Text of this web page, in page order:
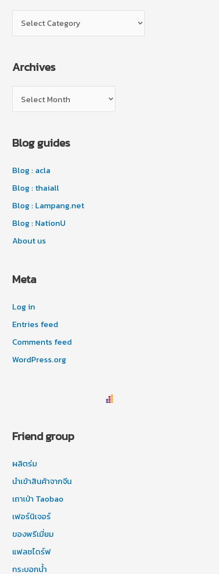
a
e
r
e
Archives
r
h
v
e
s
Blog guides
Blog : acla
Blog : thaiall
Blog : Lampang.net
Blog : NationU
About us
Meta
Log in
Entries feed
Comments feed
WordPress.org
Friend group
ผลิตร่ม
นำเข้าสินค้าจากจีน
เถาเป่า Taobao
เฟอร์นิเจอร์
ของพรีเมี่ยม
แฟลชไดร์ฟ
กระบอกน้ำ